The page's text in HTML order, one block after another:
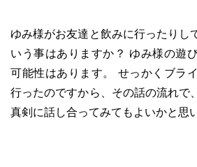
ゆみ様がお友達と飲みに行ったりし
いう事はありますか？ ゆみ様の遊
可能性はあります。 せっかくブラ
行ったのですから、その話の流れで
真剣に話し合ってみてもよいかと思